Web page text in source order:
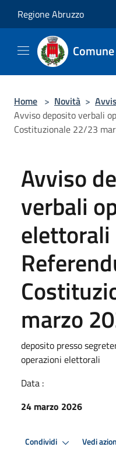
Regione Abruzzo
Home > Novità >
Avviso deposito verbali
Costituzionale 22/23
Avviso
verbali
marzo
deposito presso
operazioni elettorali
Data :
24 marzo 2026
Condividi Vedi